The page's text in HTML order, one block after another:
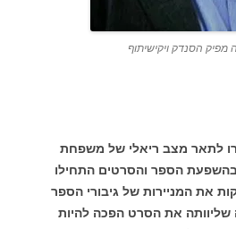
מפיק הסנדק ויקישיתוף
לתאר מצב ריאלי של משפחת
הספר והסרטים התחילו
את המניירות של גיבורי הספר
שליוותה את הסרט הפכה להיות